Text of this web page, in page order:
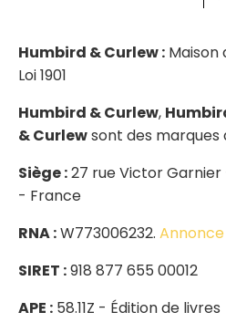
Humbird & Curlew : Maison
Loi 1901
Humbird & Curlew,
& Curlewsont des marques
Siège :27 rue Victor Garnier
- France
RNA :W773006232. Annonce
SIRET :918 877 655 00012
APE : 58.11Z - Édition de livres